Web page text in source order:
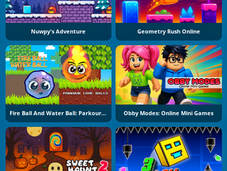
Nuwpy's Adventure Geometry Rush Online
Fire Ball And Water Ball: Parkour Love Balls Obby Modes: Online Mini Games